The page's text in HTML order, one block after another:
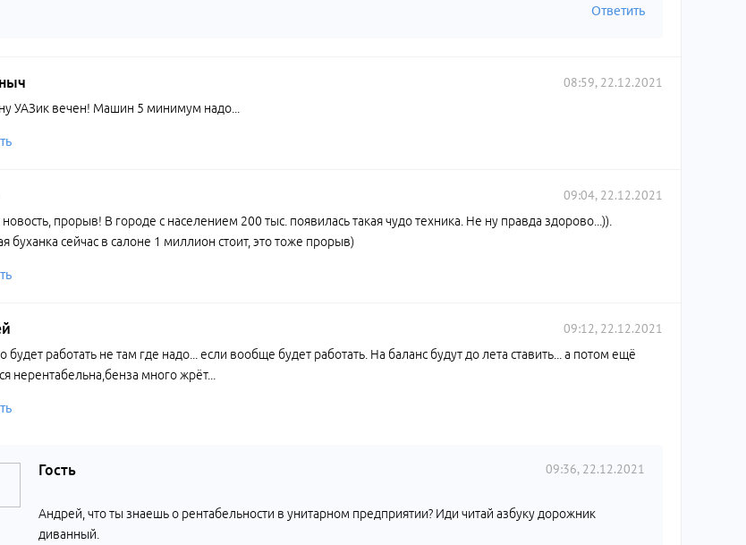
Ответить
08:59, 22.12.2021
УАЗик вечен! Машин 5 минимум надо...
09:04, 22.12.2021
новость, прорыв! В городе с населением 200 тыс. появилась такая чудо техника. Не ну правда здорово...)).
буханка сейчас в салоне 1 миллион стоит, это тоже прорыв)
09:12, 22.12.2021
будет работать не там где надо... если вообще будет работать. На баланс будут до лета ставить... а потом ещё
нерентабельна,бенза много жрёт...
Гость 09:36, 22.12.2021
Андрей, что ты знаешь о рентабельности в унитарном предприятии? Иди читай азбуку дорожник
диванный.